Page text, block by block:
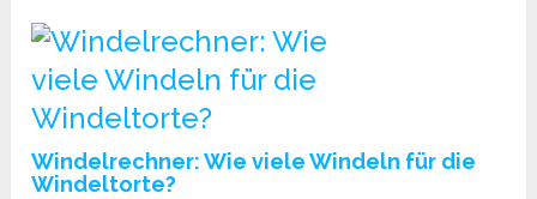
Windelrechner: Wie viele Windeln für die
Windeltorte?